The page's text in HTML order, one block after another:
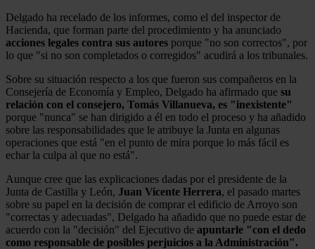
Delgado ha recelado de los informes, como el del inspector de
Hacienda, que forman parte del procedimiento y ha anunciado
acciones legales contra sus autores porque "no son correctos", por
lo que "si no son completados o corregidos" acudirá a los tribunales.
Sobre su situación respecto a los que fueron sus compañeros en la
Consejería de Economía y Empleo, Delgado ha afirmado que su
relación con el consejero, Tomás Villanueva, es "inexistente"
porque "nunca" se han dirigido a él en todo el proceso y ha añadido
sobre las responsabilidades que le atribuye la Junta en algunas
operaciones que está "en el punto de mira porque lo más fácil es
echar la culpa al que no está".
Aunque cree que las explicaciones dadas por el presidente de la
Junta de Castilla y León, Juan Vicente Herrera, el pasado martes
sobre su papel en la decisión de comprar el edificio de Arroyo son
"correctas y adecuadas", Delgado ha añadido que no puede estar de
acuerdo con la "decisión" del Ejecutivo de apuntarle "con el dedo
como responsable de posibles perjuicios a la Administración".